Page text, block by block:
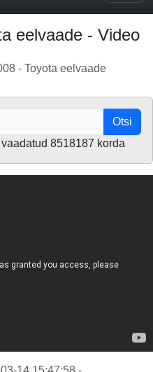
eelvaade - Video
- Toyota eelvaade
Otsi
8518187 korda